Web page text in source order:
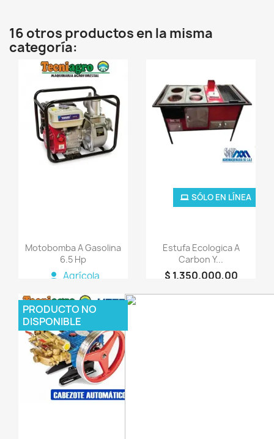
16 otros productos en la misma
categoría:
Motobomba A Gasolina
6.5 Hp
person Agrícola
favorite_border
Estufa Ecologica A
Carbon Y...
$ 1.350.000,00
favorite_border
SÓLO EN LÍNEA
favorite_border
PRODUCTO NO
DISPONIBLE